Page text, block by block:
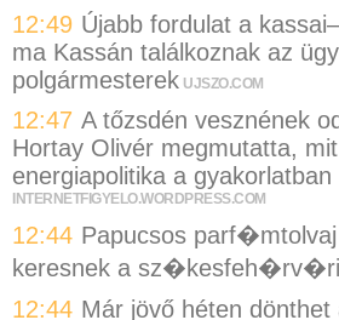
12:49 Újabb fordulat a
ma Kassán találkoznak az
polgármesterek UJSZO.COM
12:47 A tőzsdén vesznének
Hortay Olivér megmutatta,
energiapolitika a gyakorlatban
INTERNETFIGYELO.WORDPRESS.COM
12:44 Papucsos
keresnek a
12:44 Már jövő héten